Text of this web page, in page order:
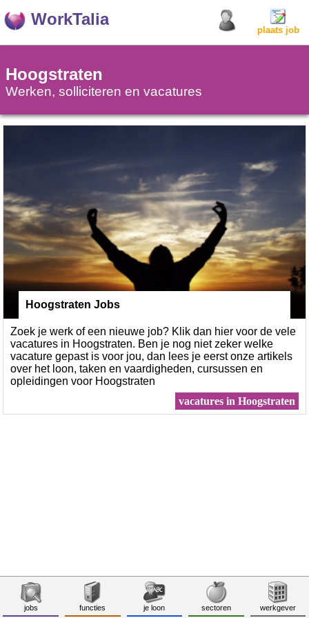
WorkTalia
plaats job
Hoogstraten
Werken, solliciteren en vacatures
Hoogstraten Jobs
Zoek je werk of een nieuwe job? Klik dan hier voor de vele
vacatures in Hoogstraten. Ben je nog niet zeker welke
vacature gepast is voor jou, dan lees je eerst onze artikels
over het loon, taken en vaardigheden, cursussen en
opleidingen voor Hoogstraten
vacatures in Hoogstraten
jobs functies je loon sectoren werkgever